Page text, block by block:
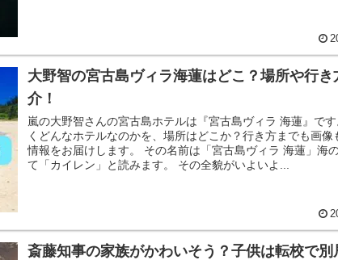
大野智の宮古島ヴィラ海蓮はどこ？場所や行き
介！
嵐の大野智さんの宮古島ホテルは『宮古島ヴィラ 海蓮』で
くどんなホテルなのかを、場所はどこか？行き方までも画像
情報をお届けします。 その名前は「宮古島ヴィラ 海蓮」海
て「カイレン」と読みます。 その全貌がいよいよ...
斎藤知事の家族がかわいそう？子供は転校で別